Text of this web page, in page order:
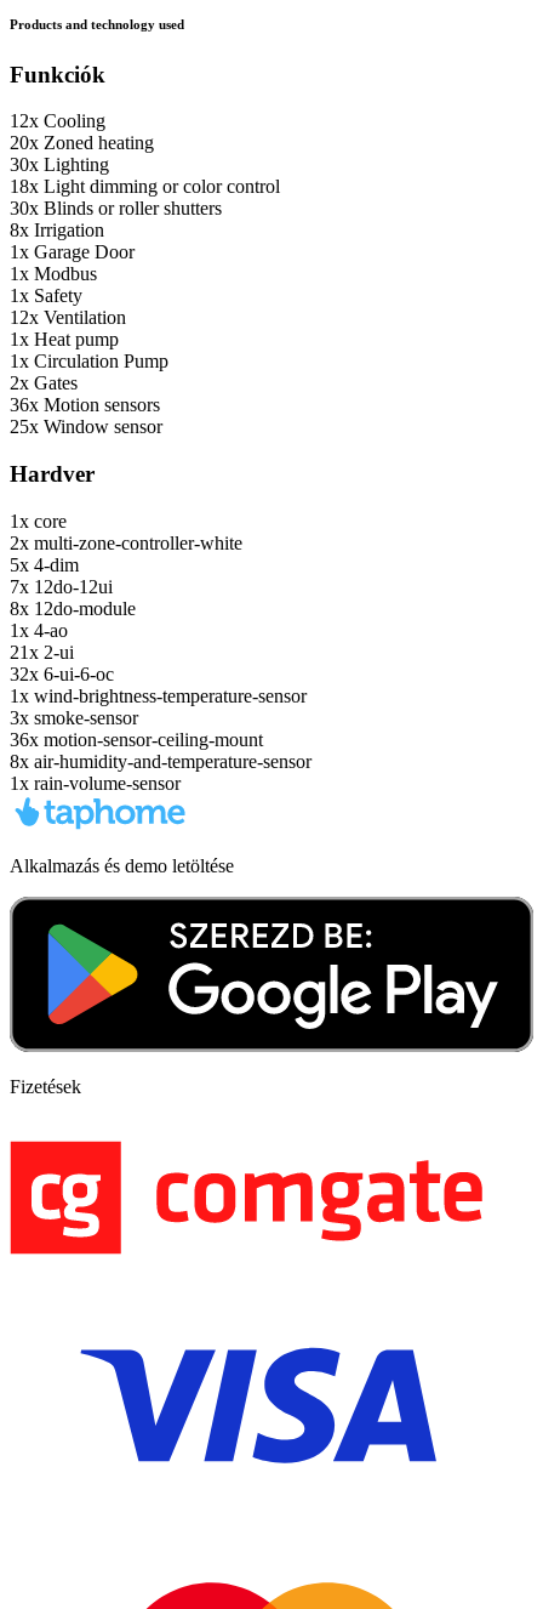
Products and technology used
Funkciók
12x Cooling
20x Zoned heating
30x Lighting
18x Light dimming or color control
30x Blinds or roller shutters
8x Irrigation
1x Garage Door
1x Modbus
1x Safety
12x Ventilation
1x Heat pump
1x Circulation Pump
2x Gates
36x Motion sensors
25x Window sensor
Hardver
1x core
2x multi-zone-controller-white
5x 4-dim
7x 12do-12ui
8x 12do-module
1x 4-ao
21x 2-ui
32x 6-ui-6-oc
1x wind-brightness-temperature-sensor
3x smoke-sensor
36x motion-sensor-ceiling-mount
8x air-humidity-and-temperature-sensor
1x rain-volume-sensor
Alkalmazás és demo letöltése
Fizetések